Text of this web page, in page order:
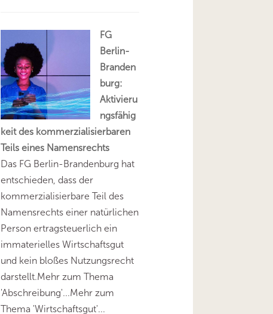
FG
Berlin-
Branden
burg:
Aktivieru
ngsfähig
keit des kommerzialisierbaren
Teils eines Namensrechts
Das FG Berlin-Brandenburg hat
entschieden, dass der
kommerzialisierbare Teil des
Namensrechts einer natürlichen
Person ertragsteuerlich ein
immaterielles Wirtschaftsgut
und kein bloßes Nutzungsrecht
darstellt.Mehr zum Thema
'Abschreibung'...Mehr zum
Thema 'Wirtschaftsgut'...